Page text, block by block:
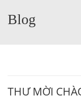
Blog
THƯ MỜI